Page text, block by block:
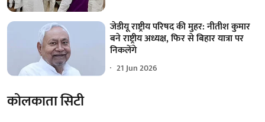
जेडीयू राष्ट्रीय परिषद की मुहर: नीतीश कुमार
बने राष्ट्रीय अध्यक्ष, फिर से बिहार यात्रा पर
निकलेंगे
21 Jun 2026
कोलकाता सिटी